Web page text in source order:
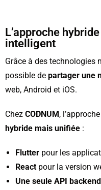
L’approche
intelligent
Grâce à des technologies
possible de partager une
web, Android et iOS.
Chez CODNUM,
hybride mais unifiée :
Flutter pour les
React pour la version
Une seule API